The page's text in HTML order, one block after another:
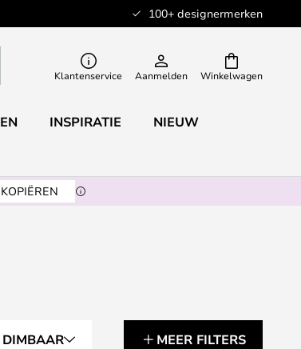
100+ designermerken
Winkelwagen
Klantenservice Aanmelden
INSPIRATIE NIEUW
KOPIËREN
DIMBAAR MEER FILTERS